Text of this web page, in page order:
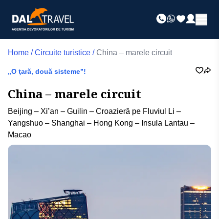
Home / Circuite turistice / China – marele circuit
„O ţară, două sisteme”!
China – marele circuit
Beijing – Xi’an – Guilin – Croazieră pe Fluviul Li –
Yangshuo – Shanghai – Hong Kong – Insula Lantau –
Macao